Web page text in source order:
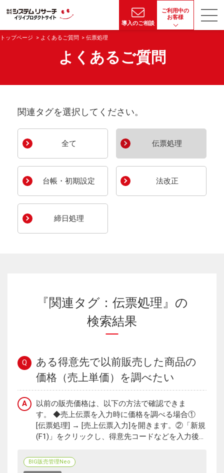
導入のご相談
ご利用中の
お客様
トップページ よくあるご質問 伝票処理
よくあるご質問
関連タグを選択してください。
全て 伝票処理
台帳・初期設定 法改正
締日処理
『関連タグ：伝票処理』の
検索結果
Q
ある得意先で以前販売した商品の
価格（売上単価）を調べたい
A
以前の販売価格は、以下の方法で確認できま
す。 ◆売上伝票を入力時に価格を調べる場合①
[伝票処理] → [売上伝票入力]を開きます。②「新規
(F1)」をクリックし、得意先コードなどを入力後...
BIG販売管理Neo